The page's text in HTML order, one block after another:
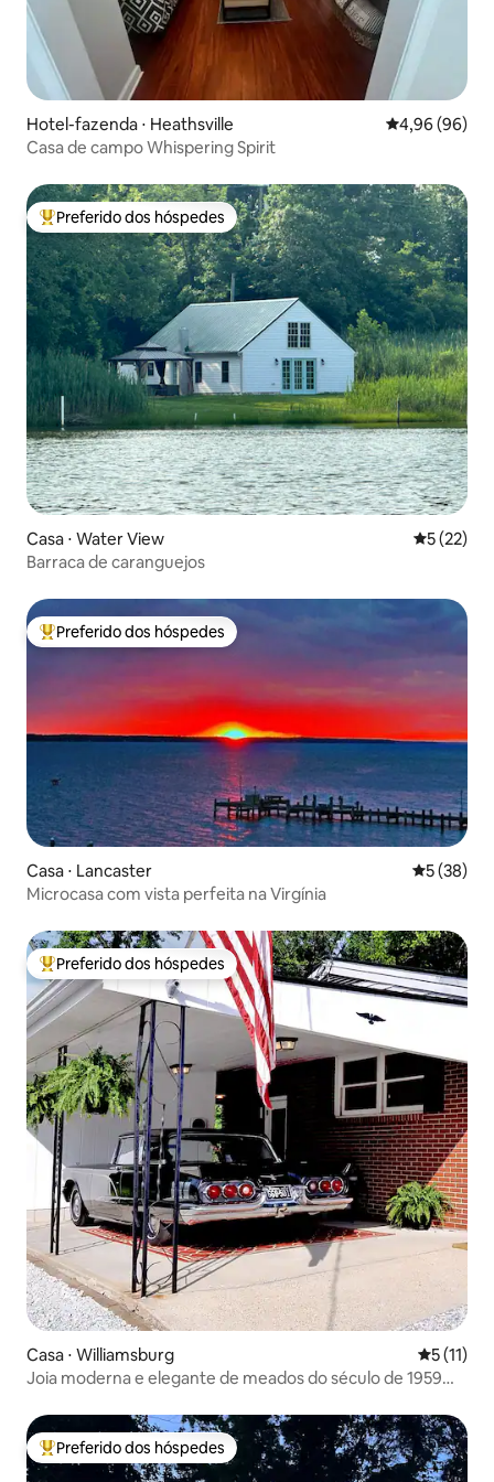
Hotel-fazenda ⋅ Heathsville 4,96 de uma
4,96 (96)
Casa de campo Whispering Spirit
Entre os melhores preferidos dos hóspedes
Preferido dos hóspedes
Casa ⋅ Water View 5 de uma
5 (22)
Barraca de caranguejos
Entre os melhores preferidos dos hóspedes
Preferido dos hóspedes
Casa ⋅ Lancaster 5 de uma
5 (38)
Microcasa com vista perfeita na Virgínia
Entre os melhores preferidos dos hóspedes
Preferido dos hóspedes
Casa ⋅ Williamsburg 5 de uma
5 (11)
Joia moderna e elegante de meados do século de 1959
Entre os melhores preferidos dos hóspedes
Preferido dos hóspedes